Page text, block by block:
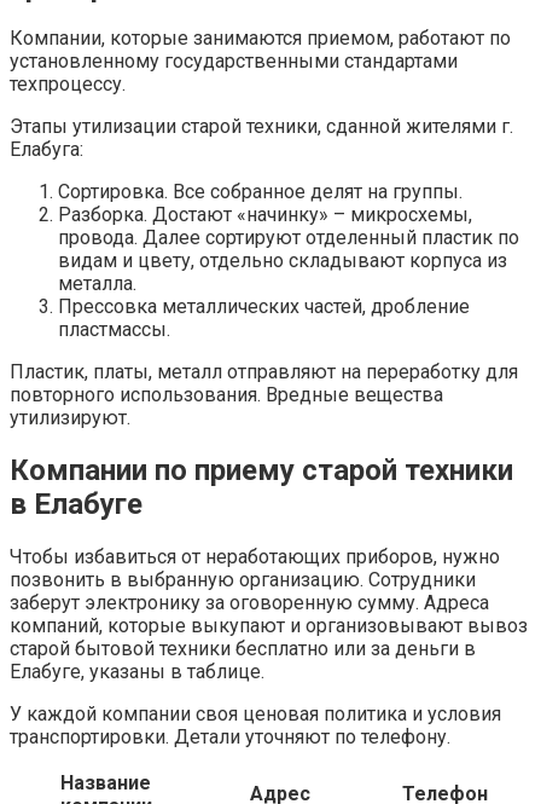
Компании, которые занимаются приемом, работают по
установленному государственными стандартами
техпроцессу.
Этапы утилизации старой техники, сданной жителями г.
Елабуга:
Сортировка. Все собранное делят на группы.
Разборка. Достают «начинку» – микросхемы,
провода. Далее сортируют отделенный пластик по
видам и цвету, отдельно складывают корпуса из
металла.
Прессовка металлических частей, дробление
пластмассы.
Пластик, платы, металл отправляют на переработку для
повторного использования. Вредные вещества
утилизируют.
Компании по приему старой техники
в Елабуге
Чтобы избавиться от неработающих приборов, нужно
позвонить в выбранную организацию. Сотрудники
заберут электронику за оговоренную сумму. Адреса
компаний, которые выкупают и организовывают вывоз
старой бытовой техники бесплатно или за деньги в
Елабуге, указаны в таблице.
У каждой компании своя ценовая политика и условия
транспортировки. Детали уточняют по телефону.
Название
Адрес Телефон